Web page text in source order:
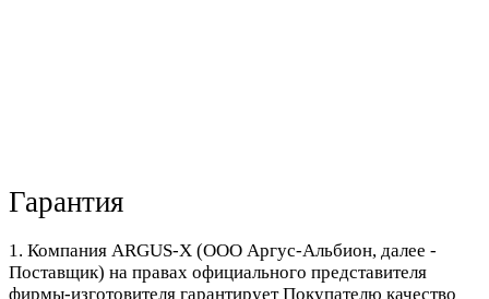
Гарантия
1. Компания ARGUS-X (ООО Аргус-Альбион, далее -
Поставщик) на правах официального представителя
фирмы-изготовителя гарантирует Покупателю качество